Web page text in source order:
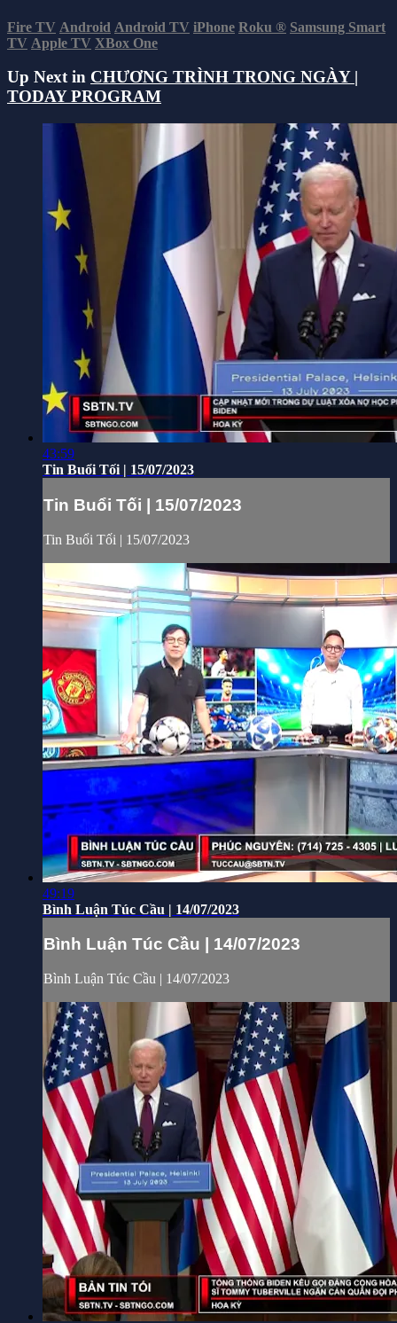
Fire TV Android Android TV iPhone Roku ® Samsung Smart
TV Apple TV XBox One
Up Next in CHƯƠNG TRÌNH TRONG NGÀY |
TODAY PROGRAM
43:59
Tin Buổi Tối | 15/07/2023
Tin Buổi Tối | 15/07/2023
Tin Buổi Tối | 15/07/2023
49:19
Bình Luận Túc Cầu | 14/07/2023
Bình Luận Túc Cầu | 14/07/2023
Bình Luận Túc Cầu | 14/07/2023